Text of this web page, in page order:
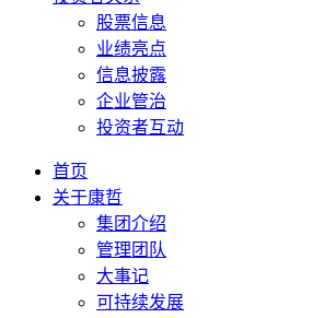
股票信息
业绩亮点
信息披露
企业管治
投资者互动
首页
关于康哲
集团介绍
管理团队
大事记
可持续发展